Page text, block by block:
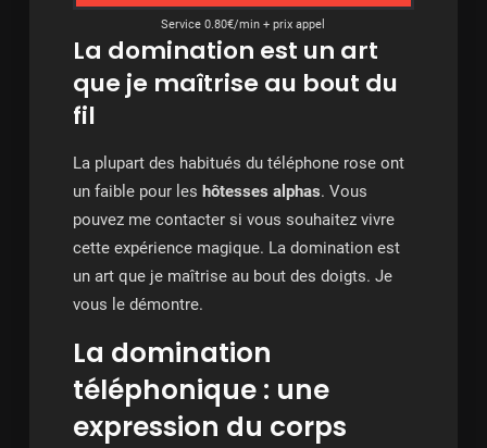
Service 0.80€/min + prix appel
La domination est un art
que je maîtrise au bout du
fil
La plupart des habitués du téléphone rose ont
un faible pour les hôtesses alphas. Vous
pouvez me contacter si vous souhaitez vivre
cette expérience magique. La domination est
un art que je maîtrise au bout des doigts. Je
vous le démontre.
La domination
téléphonique : une
expression du corps